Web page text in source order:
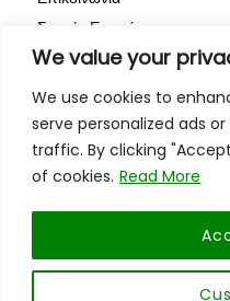
We value your
We use cookies to
serve personalized ads
traffic. By clicking
of cookies. Read More
d
i
n
.
c
o
/
o
k
.
c
o
/
r
a
m
.
c
m
Συχνές Ερωτήσεις
Πολιτική Απορρήτου